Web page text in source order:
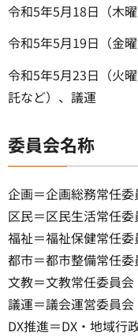
令和5年5月18日（木
令和5年5月19日（金
令和5年5月23日（火
託など）、議運
委員会名称
企画＝企画総務常任委
区民＝区民生活常任委
福祉＝福祉保健常任委
都市＝都市整備常任委
文教＝文教常任委員会
議運＝議会運営委員会
DX推進＝DX・地域行